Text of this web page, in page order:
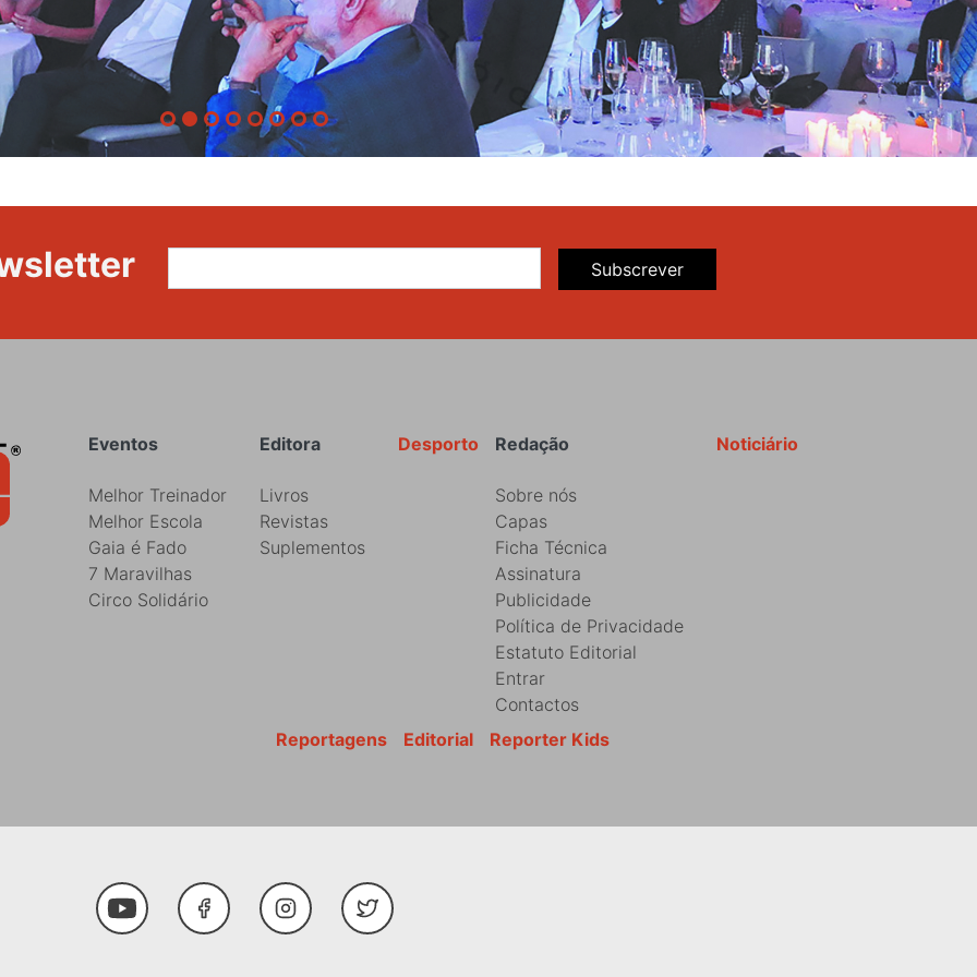
Subscrever
Rodapé Noticiário
Redação
Sobre nós
Capas
Ficha Técnica
Assinatura
Publicidade
Política de Privacidade
Estatuto Editorial
Entrar
Contactos
Desporto
Editora
Livros
Revistas
Suplementos
Eventos
Melhor Treinador
Melhor Escola
Gaia é Fado
7 Maravilhas
Circo Solidário
Reporter Kids
Editorial
Reportagens
Youtube FacebookInstagramTwitter